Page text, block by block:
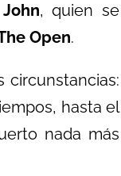
, quien se
Open.
circunstancias:
hasta el
nada más